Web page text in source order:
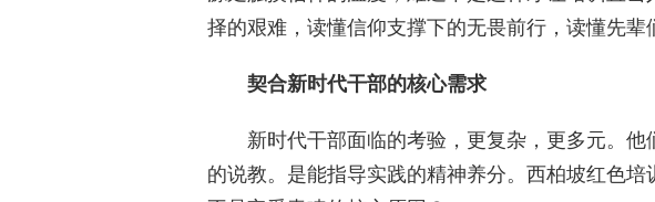
择的艰难，读懂信仰支撑下的无畏前行，读懂先辈
契合新时代干部的核心需求
新时代干部面临的考验，更复杂，更多元。
的说教。是能指导实践的精神养分。西柏坡红色